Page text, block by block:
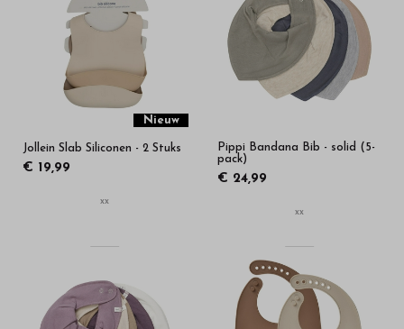
Nieuw
Jollein Slab Siliconen - 2 Stuks
€ 19,99
xx
Pippi Bandana Bib - solid (5-
pack)
€ 24,99
xx